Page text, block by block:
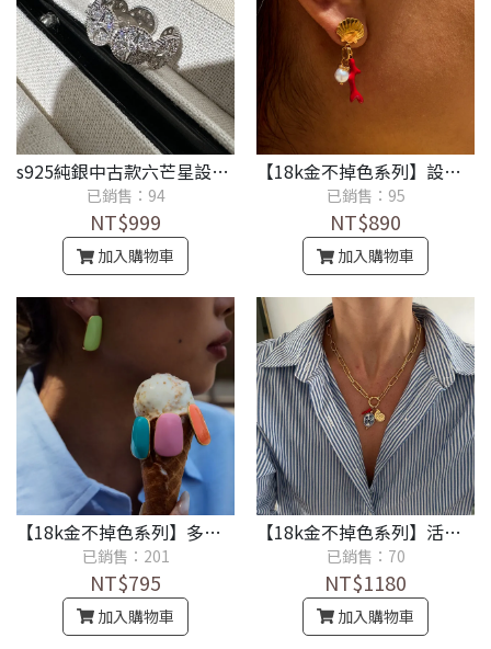
s925純銀中古款六芒星設計微鑲鋯石開口戒指
已銷售：94
NT$999
加入購物車
【18k金不掉色系列】設計感小眾滴油耳環輕奢高級感耳飾品
已銷售：95
NT$890
加入購物車
【18k金不掉色系列】多巴胺設計感耳環
已銷售：201
NT$795
加入購物車
【18k金不掉色系列】活口青花瓷小瓶項鍊輕奢小眾頸鍊
已銷售：70
NT$1180
加入購物車